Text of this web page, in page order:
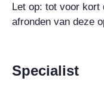
Let op: tot voor kort
afronden van deze
Specialist